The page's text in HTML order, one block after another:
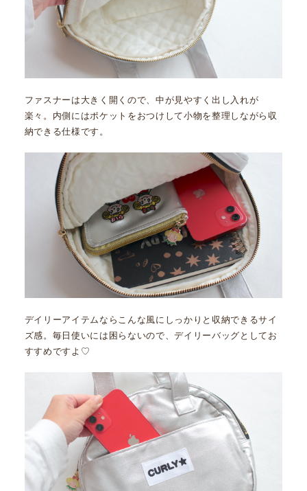
ファスナーは大きく開くので、中が見やすく出し入れが
楽々。内側にはポケットをおつけして小物を整理しながら収
納できる仕様です。
デイリーアイテムならこんな風にしっかりと収納できるサイ
ズ感。毎日使いには困らないので、デイリーバッグとしてお
すすめですよ♡